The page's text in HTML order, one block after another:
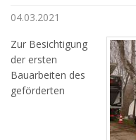
04.03.2021
Zur Besichtigung
der ersten
Bauarbeiten des
geförderten